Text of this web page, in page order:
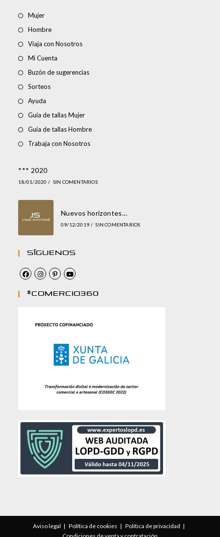
Mujer
Hombre
Viaja con Nosotros
Mi Cuenta
Buzón de sugerencias
Sorteos
Ayuda
Guía de tallas Mujer
Guía de tallas Hombre
Trabaja con Nosotros
*** 2020
18/01/2020 / SIN COMENTARIOS
Nuevos horizontes…
09/12/2019 / SIN COMENTARIOS
Síguenos
#comercio360
Aviso legal Política de cookies
Política de privacidad